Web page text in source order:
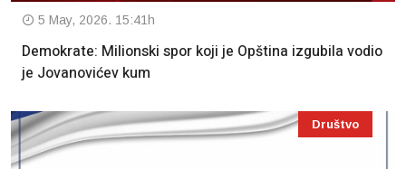
5 May, 2026. 15:41h
Demokrate: Milionski spor koji je Opština izgubila vodio
je Jovanovićev kum
Društvo